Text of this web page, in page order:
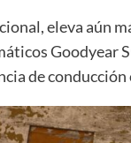
eleva aún
Goodyear
de